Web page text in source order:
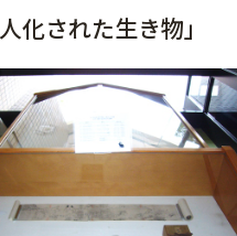
化された生き物」